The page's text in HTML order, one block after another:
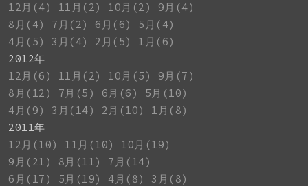
12月(4)
11月(2) 10月(2)
9月(4)
8月(4)
7月(2) 6月(6)
5月(4)
4月(5)
3月(4) 2月(5)
1月(6)
2012年
12月(6)
11月(2) 10月(5)
9月(7)
8月(12)
7月(5) 6月(6)
5月(10)
4月(9)
3月(14) 2月(10)
1月(8)
2011年
12月(10)
11月(10)
10月(19)
9月(21)
8月(11)
7月(14)
6月(17)
5月(19) 4月(8)
3月(8)